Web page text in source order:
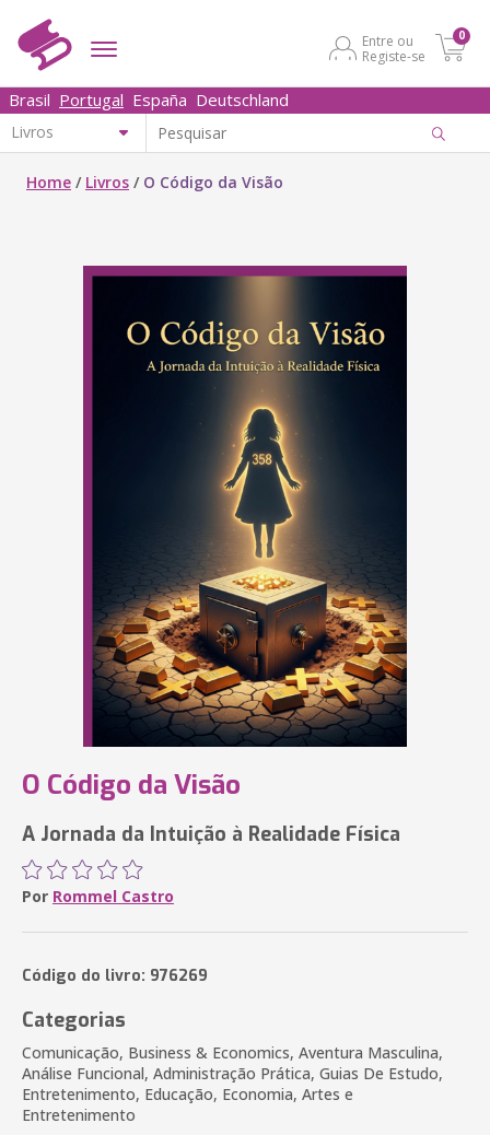
Entre ou
Registe-se
0
Brasil Portugal España Deutschland
Home / Livros / O Código da Visão
O Código da Visão
A Jornada da Intuição à Realidade Física
Por Rommel Castro
Código do livro: 976269
Categorias
Comunicação, Business & Economics, Aventura Masculina,
Análise Funcional, Administração Prática, Guias De Estudo,
Entretenimento, Educação, Economia, Artes e
Entretenimento